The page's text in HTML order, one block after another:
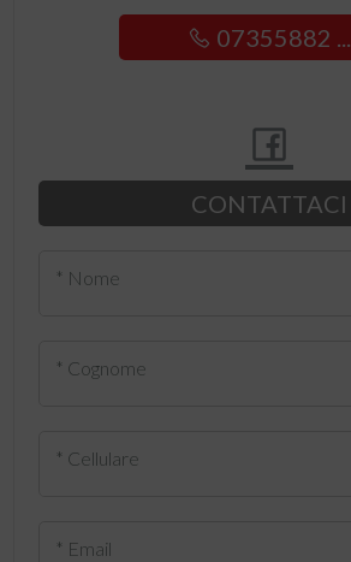
07355882 ...
CONTATTACI
* Nome
* Cognome
* Cellulare
* Email